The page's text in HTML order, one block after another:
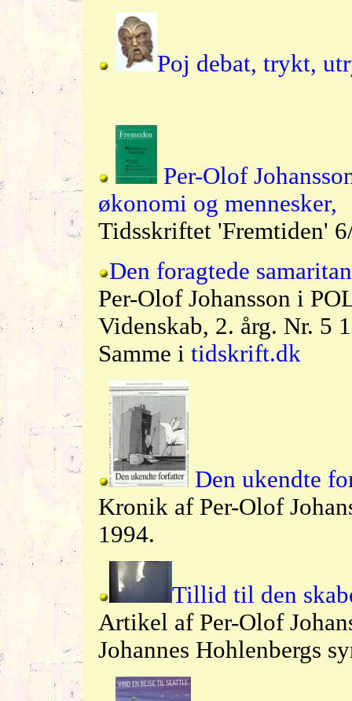
Poj debat, trykt,
Per-Olof
økonomi og mennesker,
Tidsskriftet 'Fremtiden'
Den foragtede samaritan
Per-Olof Johansson i
Videnskab, 2. årg. Nr. 5
Samme i tidskrift.dk
Den ukendte
Kronik af Per-Olof
1994.
Tillid til den
Artikel af Per-Olof
Johannes Hohlenbergs